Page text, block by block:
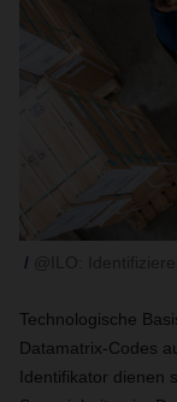
Technologische
Datamatrix-Codes
Identifikator dienen